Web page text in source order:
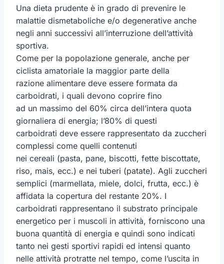
Una dieta prudente è in grado di prevenire le
malattie dismetaboliche e/o degenerative anche
negli anni successivi all’interruzione dell’attività
sportiva.
Come per la popolazione generale, anche per
ciclista amatoriale la maggior parte della
razione alimentare deve essere formata da
carboidrati, i quali devono coprire fino
ad un massimo del 60% circa dell’intera quota
giornaliera di energia; l’80% di questi
carboidrati deve essere rappresentato da zuccheri
complessi come quelli contenuti
nei cereali (pasta, pane, biscotti, fette biscottate,
riso, mais, ecc.) e nei tuberi (patate). Agli zuccheri
semplici (marmellata, miele, dolci, frutta, ecc.) è
affidata la copertura del restante 20%. I
carboidrati rappresentano il substrato principale
energetico per i muscoli in attività, forniscono una
buona quantità di energia e quindi sono indicati
tanto nei gesti sportivi rapidi ed intensi quanto
nelle attività protratte nel tempo, come l’uscita in